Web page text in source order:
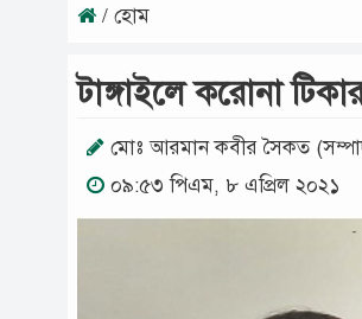
/ হোম
টাঙ্গাইলে করোনা
মোঃ আরমান কবীর সৈকত
০৯:৫৩ পিএম, ৮ এপ্রিল ২০২১